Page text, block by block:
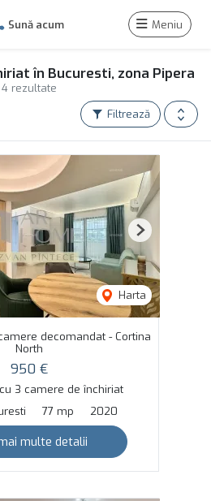
Sună acum Meniu
4 rezultate
în Bucuresti, zona Pipera
Filtrează
Harta
Next
decomandat - Cortina
North
950 €
3 camere de închiriat
77 mp 2020
multe detalii